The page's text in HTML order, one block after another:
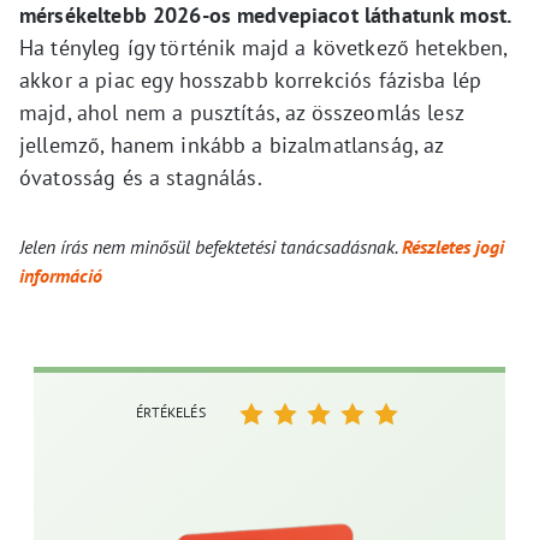
mérsékeltebb 2026-os medvepiacot láthatunk most.
Ha tényleg így történik majd a következő hetekben,
akkor a piac egy hosszabb korrekciós fázisba lép
majd, ahol nem a pusztítás, az összeomlás lesz
jellemző, hanem inkább a bizalmatlanság, az
óvatosság és a stagnálás.
Jelen írás nem minősül befektetési tanácsadásnak.Részletes jogi
információ
ÉRTÉKELÉS